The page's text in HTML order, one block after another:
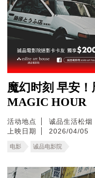
魔幻时刻 早安
MAGIC HOUR
活动地点
诚品生活松烟
上映日期
2026/04/05
电影 诚品电影院